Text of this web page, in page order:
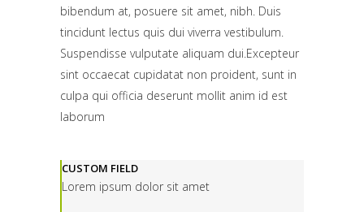
bibendum at, posuere sit amet, nibh. Duis
tincidunt lectus quis dui viverra vestibulum.
Suspendisse vulputate aliquam dui.Excepteur
sint occaecat cupidatat non proident, sunt in
culpa qui officia deserunt mollit anim id est
laborum
CUSTOM FIELD
Lorem ipsum dolor sit amet